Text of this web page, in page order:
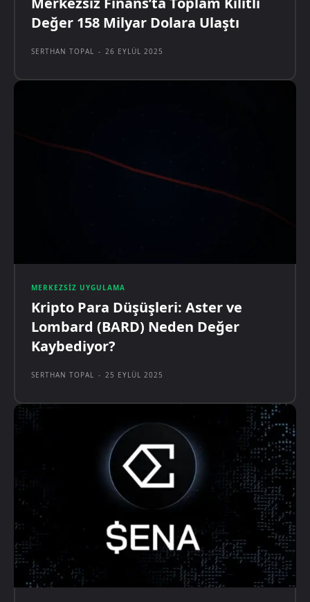
Değer 158 Milyar Dolara Ulaştı
SERTHAN TOPAL - 26 EYLÜL 2025
MERKEZSIZ UYGULAMA
Kripto Para Düşüşleri: Aster ve
Lombard (BARD) Neden Değer
Kaybediyor?
SERTHAN TOPAL - 25 EYLÜL 2025